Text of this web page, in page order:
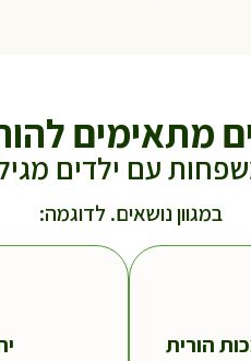
מתאימים
עם ילדים
במגוון נושאים. לדוגמה:
הורית